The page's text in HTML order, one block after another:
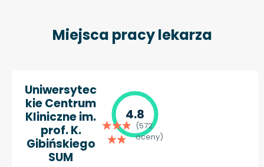
Miejsca pracy lekarza
Uniwersytec
kie Centrum
Kliniczne im.
prof. K.
Gibińskiego
SUM
4.8
(572
oceny)